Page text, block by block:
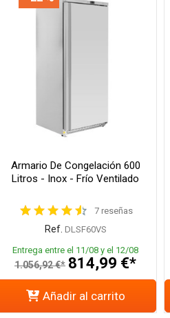
Armario De Congelación 600
Litros - Inox - Frío Ventilado
7 reseñas
Ref. DLSF60VS
Entrega entre el 11/08 y el 12/08
1.056,92 €* 814,99 €*
Añadir al carrito